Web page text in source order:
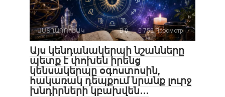
ԱՍՏՂԱԳՈՒՇԱԿ 0 750 Просмотр
Այս կենդանակերպի նշանները
պետք է փոխեն իրենց
կենսակերպը օգոստոսին,
հակառակ դեպքում նրանք լուրջ
խնդիրների կբախվեն․․․